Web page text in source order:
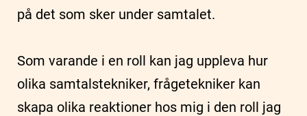
på det som sker under samtalet.
Som varande i en roll kan jag uppleva hur
olika samtalstekniker, frågetekniker kan
skapa olika reaktioner hos mig i den roll jag